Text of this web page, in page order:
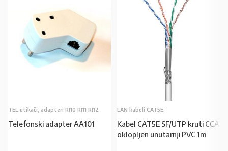
TEL utikači, adapteri RJ10 RJ11 RJ12
Telefonski adapter AA101
LAN kabeli CAT5E
Kabel CAT5E SF/UTP kruti CCA
oklopljen unutarnji PVC 1m